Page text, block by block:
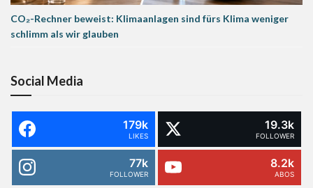
CO₂-Rechner beweist: Klimaanlagen sind fürs Klima weniger
schlimm als wir glauben
Social Media
179k
LIKES
19.3k
FOLLOWER
77k
FOLLOWER
8.2k
ABOS